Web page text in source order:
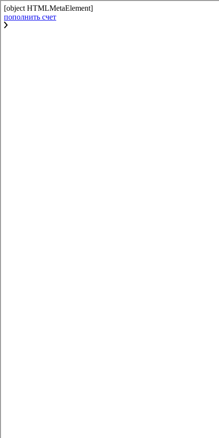
[object HTMLMetaElement]
пополнить счет